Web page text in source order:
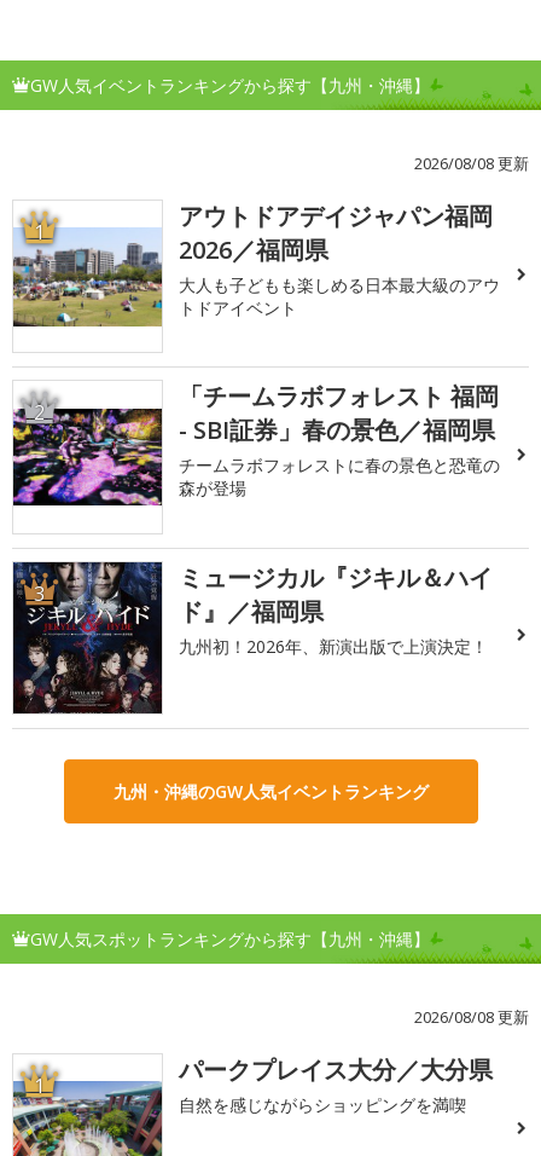
GW人気イベントランキングから探す【九州・沖縄】
2026/08/08 更新
1
アウトドアデイジャパン福岡
2026／福岡県
大人も子どもも楽しめる日本最大級のアウ
トドアイベント
2
「チームラボフォレスト 福岡
- SBI証券」春の景色／福岡県
チームラボフォレストに春の景色と恐竜の
森が登場
3
ミュージカル『ジキル＆ハイ
ド』／福岡県
九州初！2026年、新演出版で上演決定！
九州・沖縄のGW人気イベントランキング
GW人気スポットランキングから探す【九州・沖縄】
2026/08/08 更新
1 パークプレイス大分／大分県
自然を感じながらショッピングを満喫